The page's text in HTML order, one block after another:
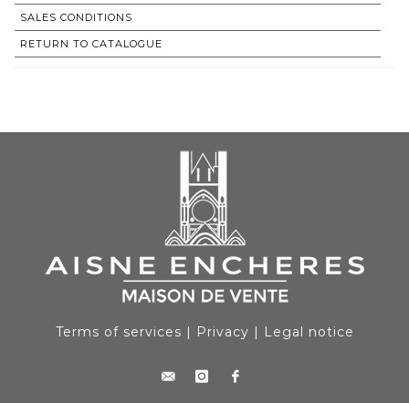
SALES CONDITIONS
RETURN TO CATALOGUE
Terms of services | Privacy | Legal notice